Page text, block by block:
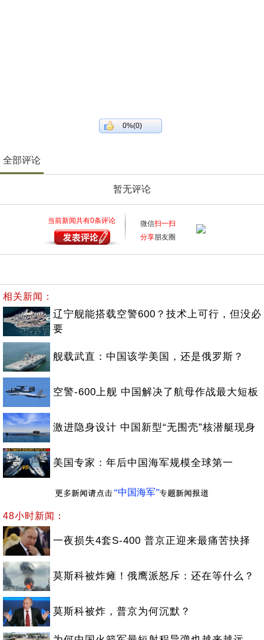
0%(0)
全部评论
暂无评论
当前新闻共有0条评论 微信扫一扫
分享朋友圈
相关新闻：
辽宁舰能搭载空警600？技术上可行，但没必
要
舰载武直：中国该学美国，还是俄罗斯？
空警-600上舰 中国解决了航母作战最大短板
激进隐身设计 中国新型“无围壳”核潜艇现身
美国专家：年后中国海军规模全球第一
“中国海军”
48小时新闻：
一夜损失4套S-400 普京正迎来最痛苦抉择
莫斯科被炸瘫！俄鹰派怒斥：还在等什么？
莫斯科被炸，普京为何沉默？